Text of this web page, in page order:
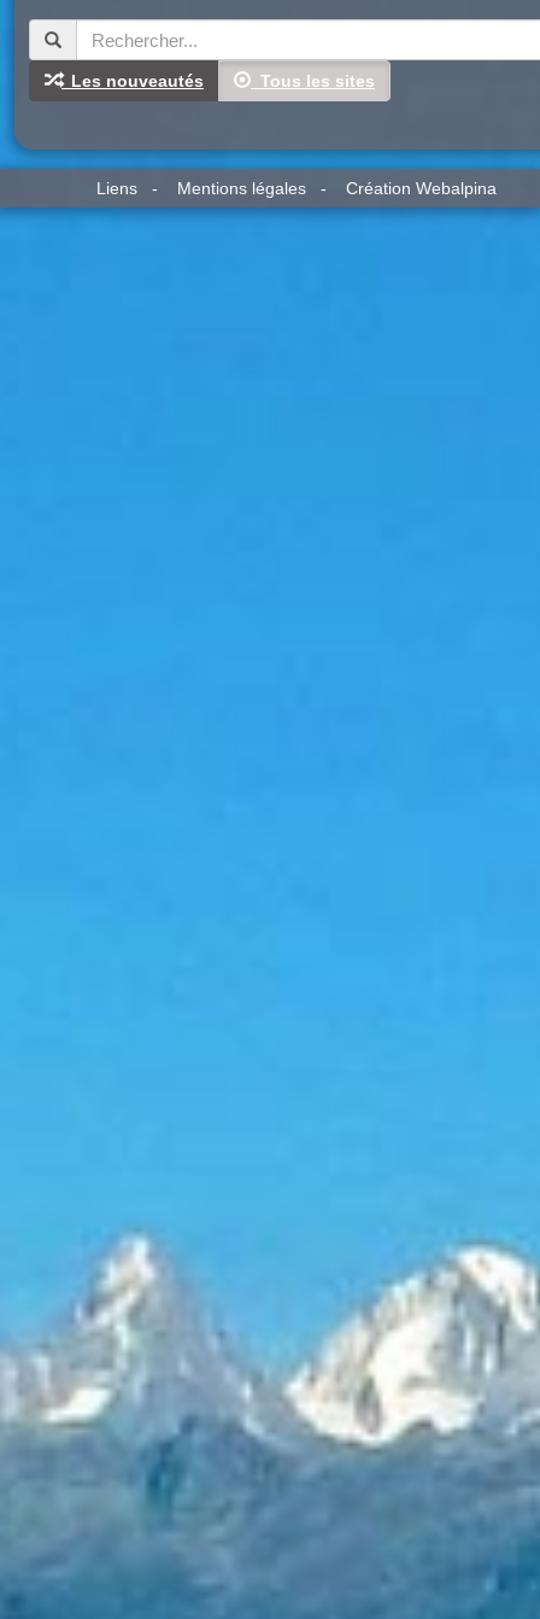
Les nouveautés Tous les sites
Liens - Mentions légales - Création Webalpina